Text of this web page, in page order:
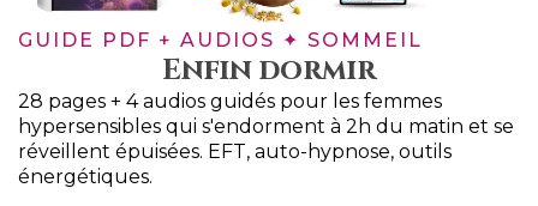
GUIDE PDF + AUDIOS ✦ SOMMEIL
Enfin dormir
28 pages + 4 audios guidés pour les femmes
hypersensibles qui s'endorment à 2h du matin et se
réveillent épuisées. EFT, auto-hypnose, outils
énergétiques.